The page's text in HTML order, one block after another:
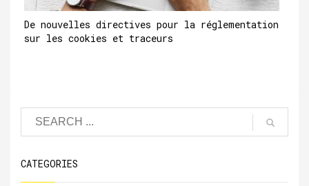
De nouvelles directives pour la réglementation
sur les cookies et traceurs
CATEGORIES